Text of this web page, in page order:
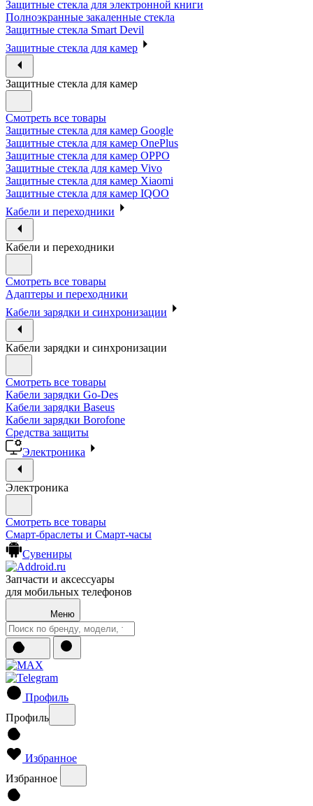
Защитные стекла для электронной книги
Полноэкранные закаленные стекла
Защитные стекла Smart Devil
Защитные стекла для камер
Защитные стекла для камер
Смотреть все товары
Защитные стекла для камер Google
Защитные стекла для камер OnePlus
Защитные стекла для камер OPPO
Защитные стекла для камер Vivo
Защитные стекла для камер Xiaomi
Защитные стекла для камер IQOO
Кабели и переходники
Кабели и переходники
Смотреть все товары
Адаптеры и переходники
Кабели зарядки и синхронизации
Кабели зарядки и синхронизации
Смотреть все товары
Кабели зарядки Go-Des
Кабели зарядки Baseus
Кабели зарядки Borofone
Средства защиты
Электроника
Электроника
Смотреть все товары
Смарт-браслеты и Смарт-часы
Сувениры
Запчасти и аксессуары
для мобильных телефонов
Меню
Профиль
Профиль
Избранное
Избранное